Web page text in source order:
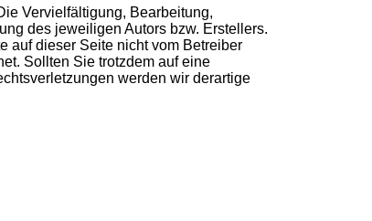
Vervielfältigung, Bearbeitung,
des jeweiligen Autors bzw. Erstellers.
auf dieser Seite nicht vom Betreiber
Sollten Sie trotzdem auf eine
werden wir derartige